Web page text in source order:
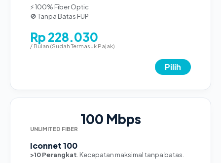
⚡ 100% Fiber Optic
🚫 Tanpa Batas FUP
Rp 228.030
/ Bulan (Sudah Termasuk Pajak)
Pilih
100 Mbps
UNLIMITED FIBER
Iconnet 100
>10 Perangkat . Kecepatan maksimal tanpa batas.